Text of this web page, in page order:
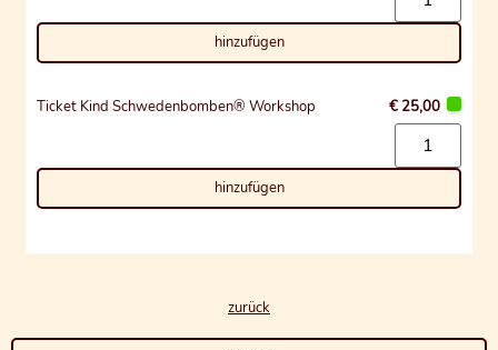
hinzufügen
Ticket Kind Schwedenbomben® Workshop € 25,00
hinzufügen
zurück